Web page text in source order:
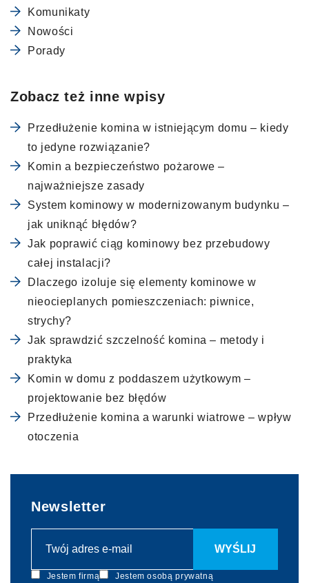
Komunikaty
Nowości
Porady
Zobacz też inne wpisy
Przedłużenie komina w istniejącym domu – kiedy
to jedyne rozwiązanie?
Komin a bezpieczeństwo pożarowe –
najważniejsze zasady
System kominowy w modernizowanym budynku –
jak uniknąć błędów?
Jak poprawić ciąg kominowy bez przebudowy
całej instalacji?
Dlaczego izoluje się elementy kominowe w
nieocieplanych pomieszczeniach: piwnice,
strychy?
Jak sprawdzić szczelność komina – metody i
praktyka
Komin w domu z poddaszem użytkowym –
projektowanie bez błędów
Przedłużenie komina a warunki wiatrowe – wpływ
otoczenia
Newsletter
Jestem firmą
Jestem osobą prywatną